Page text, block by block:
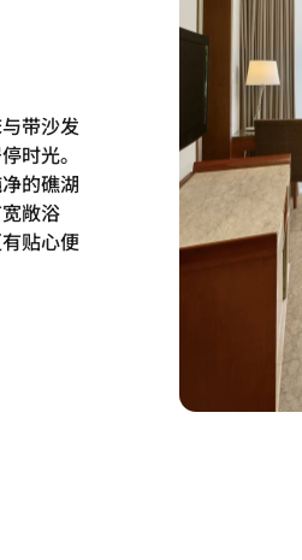
带沙发
时光。
的礁湖
敞浴
贴心便